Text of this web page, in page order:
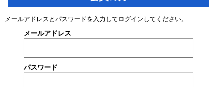
メールアドレスとパスワードを入力してログインしてください。
メールアドレス
パスワード